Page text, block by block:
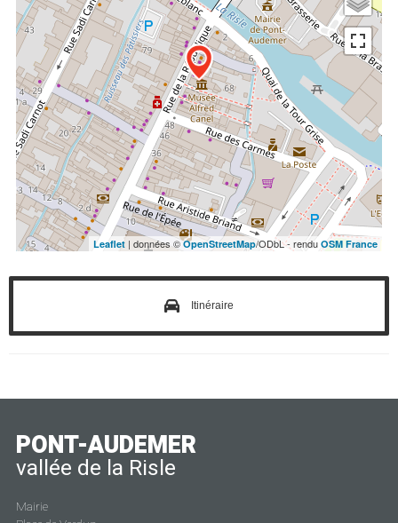
Leaflet | données ©OpenStreetMap/ODbL - rendu OSM France
Itinéraire
PONT-AUDEMER
vallée de la Risle
Mairie